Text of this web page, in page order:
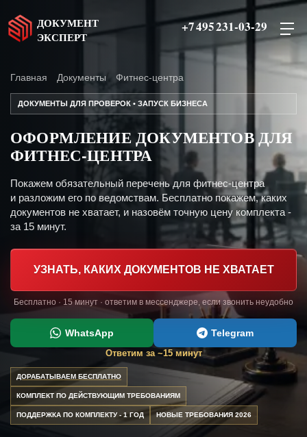
ДОКУМЕНТ
ЭКСПЕРТ
+7 495 231-03-29
Главная Документы Фитнес-центра
ДОКУМЕНТЫ ДЛЯ ПРОВЕРОК • ЗАПУСК БИЗНЕСА
ОФОРМЛЕНИЕ ДОКУМЕНТОВ ДЛЯ
ФИТНЕС-ЦЕНТРА
Покажем обязательный перечень для фитнес-центра
и разложим его по ведомствам. Бесплатно покажем, каких
документов не хватает, и назовём точную цену комплекта -
за 15 минут.
УЗНАТЬ, КАКИХ ДОКУМЕНТОВ НЕ ХВАТАЕТ
Бесплатно · 15 минут · ответим в мессенджере, если звонить неудобно
WhatsApp Telegram
Ответим за ~15 минут
ДОРАБАТЫВАЕМ БЕСПЛАТНО
КОМПЛЕКТ ПО ДЕЙСТВУЮЩИМ ТРЕБОВАНИЯМ
ПОДДЕРЖКА ПО КОМПЛЕКТУ - 1 ГОД НОВЫЕ ТРЕБОВАНИЯ 2026